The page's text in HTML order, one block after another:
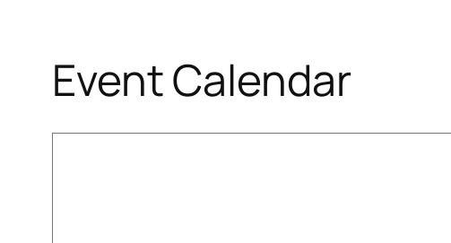
Event Calendar